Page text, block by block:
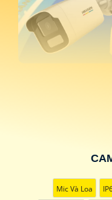
Mic Và Loa